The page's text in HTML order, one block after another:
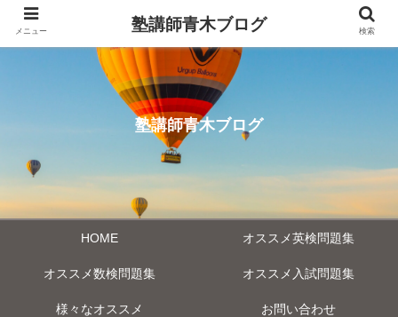
塾講師青木ブログ
HOME オススメ英検問題集
オススメ数検問題集 オススメ入試問題集
様々なオススメ お問い合わせ
メニュー 塾講師青木ブログ 検索